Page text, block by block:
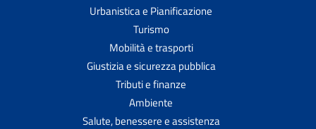
Urbanistica e Pianificazione
Turismo
Mobilità e trasporti
Giustizia e sicurezza pubblica
Tributi e finanze
Ambiente
Salute, benessere e assistenza